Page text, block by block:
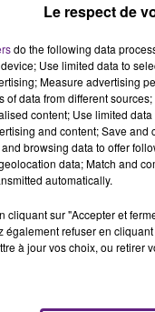
l’unanimité durant
de rejoindre
compte bien se
en Espagne mais
spéciale «
qu’elle est toute
dire que sa famille
de
Le respect de
do the following data
Use limited data to
Measure advertising
of data from different
content; Use limited
and content; Save
browsing data to offer
data; Match and
automatically.
cliquant sur "Accepter et
également refuser en
à jour vos choix, ou retirer